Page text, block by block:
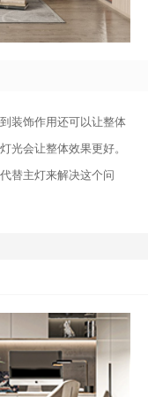
装饰作用还可以让整体
光会让整体效果更好。
替主灯来解决这个问